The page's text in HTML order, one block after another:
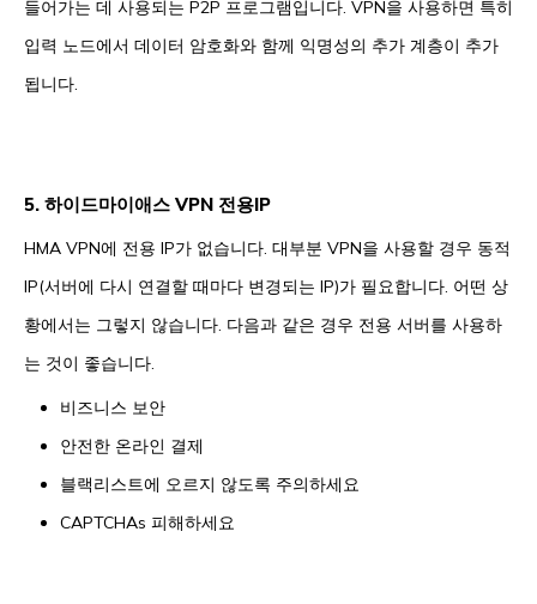
들어가는 데 사용되는 P2P 프로그램입니다. VPN을 사용하면 특히
입력 노드에서 데이터 암호화와 함께 익명성의 추가 계층이 추가
됩니다.
5. 하이드마이애스 VPN 전용IP
HMA VPN에 전용 IP가 없습니다. 대부분 VPN을 사용할 경우 동적
IP(서버에 다시 연결할 때마다 변경되는 IP)가 필요합니다. 어떤 상
황에서는 그렇지 않습니다. 다음과 같은 경우 전용 서버를 사용하
는 것이 좋습니다.
비즈니스 보안
안전한 온라인 결제
블랙리스트에 오르지 않도록 주의하세요
CAPTCHAs 피해하세요